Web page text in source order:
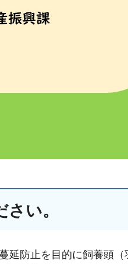
い。
延防止を目的に飼養頭